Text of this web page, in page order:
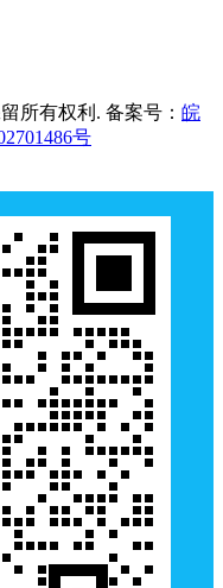
所有权利. 备案号： 皖
号